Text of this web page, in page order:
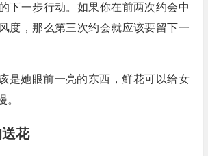
下一步行动。如果你在前两次约会中
度，那么第三次约会就应该要留下一
是她眼前一亮的东西，鲜花可以给女
。
花